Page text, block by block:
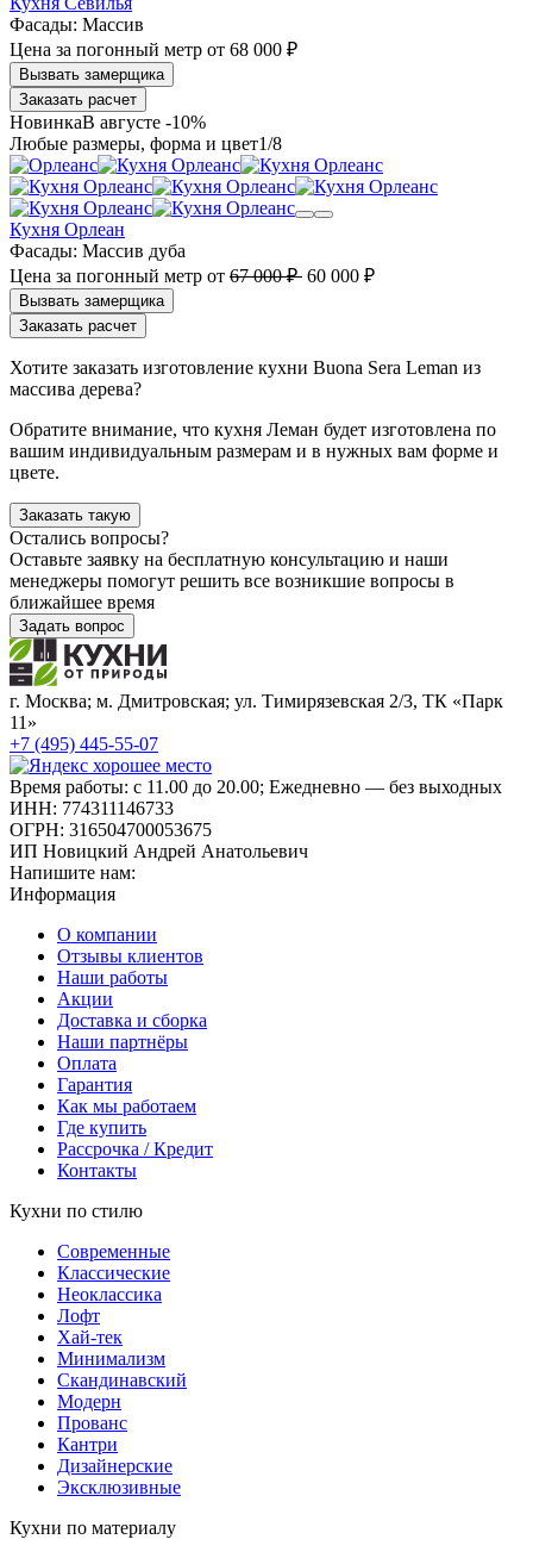
Фасады: Массив
Цена за погонный метр от 68 000 ₽
Заказать расчет
В августе -10%
1/8
Кухня Орлеан
Фасады: Массив дуба
Цена за погонный метр от 67 000 ₽ 60 000 ₽
Заказать расчет
Хотите заказать изготовление кухни Buona Sera Leman из
массива дерева?
Обратите внимание, что кухня Леман будет изготовлена по
вашим индивидуальным размерам и в нужных вам форме и
цвете.
Заказать такую
Остались вопросы?
Оставьте заявку на бесплатную консультацию и наши
менеджеры помогут решить все возникшие вопросы в
ближайшее время
Задать вопрос
г. Москва; м. Дмитровская; ул. Тимирязевская 2/3, ТК «Парк
11»
+7 (495) 445-55-07
Время работы: с 11.00 до 20.00; Ежедневно — без выходных
ИНН: 774311146733
ОГРН: 316504700053675
ИП Новицкий Андрей Анатольевич
Напишите нам:
Информация
О компании
Отзывы клиентов
Наши работы
Акции
Доставка и сборка
Наши партнёры
Оплата
Гарантия
Как мы работаем
Где купить
Рассрочка / Кредит
Контакты
Кухни по стилю
Современные
Классические
Неоклассика
Лофт
Хай-тек
Минимализм
Скандинавский
Модерн
Прованс
Кантри
Дизайнерские
Эксклюзивные
Кухни по материалу